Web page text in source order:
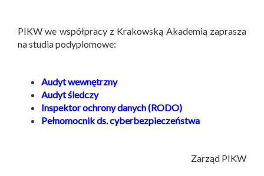
PIKW we współpracy z Krakowską Akademią zaprasza
na studia podyplomowe:
Audyt wewnętrzny
Audyt śledczy
Inspektor ochrony danych (RODO)
Pełnomocnik ds. cyberbezpieczeństwa
Zarząd PIKW